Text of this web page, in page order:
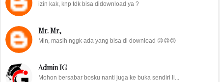
izin kak, knp tdk bisa didownload ya ?
Mr. Mr,
Min, masih nggk ada yang bisa di download 😢😢😢
Admin IG
Mohon bersabar bosku nanti juga ke buka sendiri li...